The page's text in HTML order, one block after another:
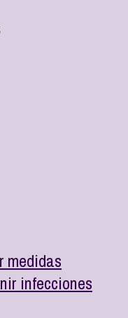
medidas
infecciones